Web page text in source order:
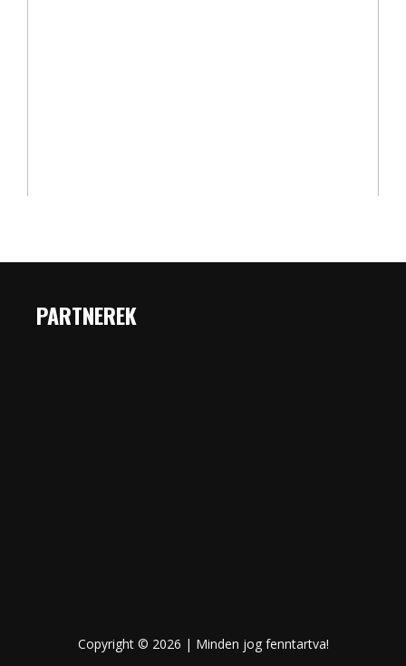
PARTNEREK
Copyright © 2026 | Minden jog fenntartva!